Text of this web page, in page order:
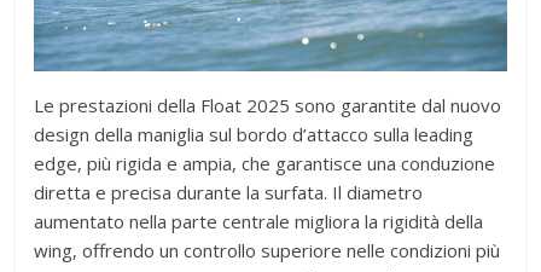
Le prestazioni della Float 2025 sono garantite dal nuovo
design della maniglia sul bordo d’attacco sulla leading
edge, più rigida e ampia, che garantisce una conduzione
diretta e precisa durante la surfata. Il diametro
aumentato nella parte centrale migliora la rigidità della
wing, offrendo un controllo superiore nelle condizioni più